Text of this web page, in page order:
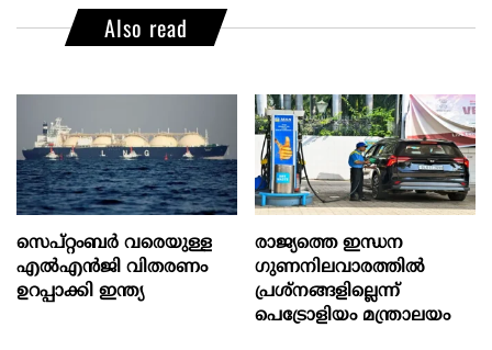
Also read
സെപ്റ്റംബർ വരെയുള്ള
എൽഎൻജി വിതരണം
ഉറപ്പാക്കി ഇന്ത്യ
രാജ്യത്തെ ഇന്ധന
ഗുണനിലവാരത്തില്‍
പ്രശ്‌നങ്ങളില്ലെന്ന്
പെട്രോളിയം മന്ത്രാലയം